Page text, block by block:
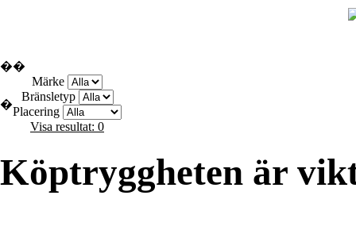
��
�
Märke
Bränsletyp
Placering
Visa resultat: 0
Köptryggheten är